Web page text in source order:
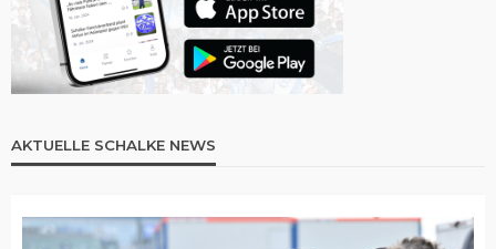
AKTUELLE SCHALKE NEWS